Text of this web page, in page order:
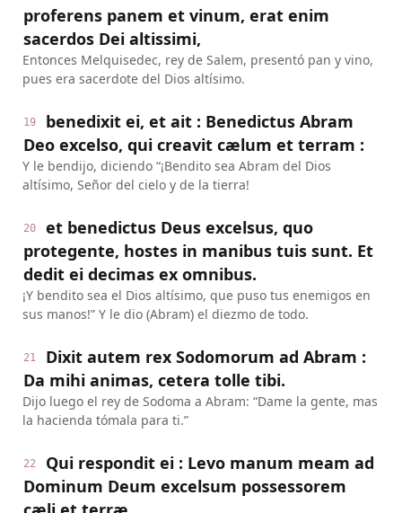
proferens panem et vinum, erat enim
sacerdos Dei altissimi,
Entonces Melquisedec, rey de Salem, presentó pan y vino,
pues era sacerdote del Dios altísimo.
19
benedixit ei, et ait : Benedictus Abram
Deo excelso, qui creavit cælum et terram :
Y le bendijo, diciendo “¡Bendito sea Abram del Dios
altísimo, Señor del cielo y de la tierra!
20
et benedictus Deus excelsus, quo
protegente, hostes in manibus tuis sunt. Et
dedit ei decimas ex omnibus.
¡Y bendito sea el Dios altísimo, que puso tus enemigos en
sus manos!” Y le dio (Abram) el diezmo de todo.
21
Dixit autem rex Sodomorum ad Abram :
Da mihi animas, cetera tolle tibi.
Dijo luego el rey de Sodoma a Abram: “Dame la gente, mas
la hacienda tómala para ti.”
22
Qui respondit ei : Levo manum meam ad
Dominum Deum excelsum possessorem